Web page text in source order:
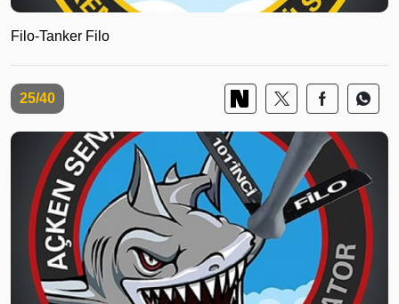
Filo-Tanker Filo
25/40